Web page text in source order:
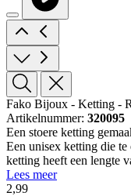
Fako Bijoux - Ketting -
Artikelnummer: 320095
Een stoere ketting
Een unisex ketting die
ketting heeft een lengte
Lees meer
2,99